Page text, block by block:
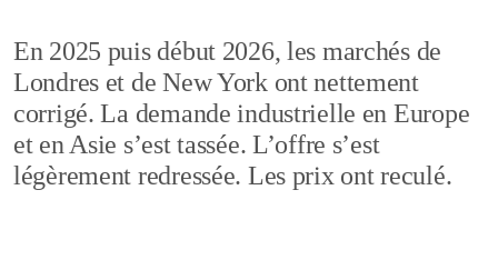
En 2025 puis début 2026, les marchés de
Londres et de New York ont nettement
corrigé. La demande industrielle en Europe
et en Asie s’est tassée. L’offre s’est
légèrement redressée. Les prix ont reculé.